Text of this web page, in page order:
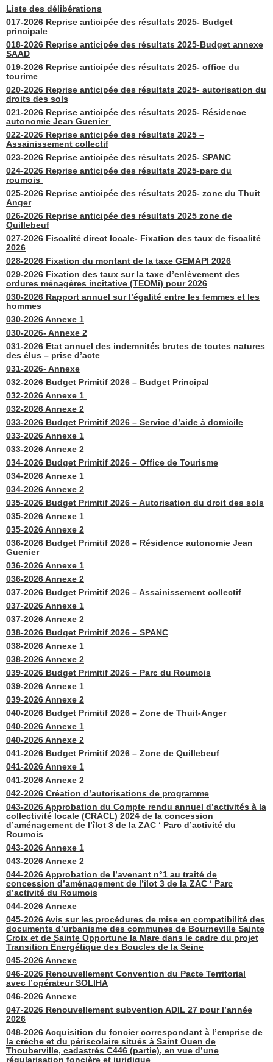
Liste des délibérations
017-2026 Reprise anticipée des résultats 2025- Budget
principale
018-2026 Reprise anticipée des résultats 2025-Budget annexe
SAAD
019-2026 Reprise anticipée des résultats 2025- office du
tourime
020-2026 Reprise anticipée des résultats 2025- autorisation du
droits des sols
021-2026 Reprise anticipée des résultats 2025- Résidence
autonomie Jean Guenier
022-2026 Reprise anticipée des résultats 2025 –
Assainissement collectif
023-2026 Reprise anticipée des résultats 2025- SPANC
024-2026 Reprise anticipée des résultats 2025-parc du
roumois
025-2026 Reprise anticipée des résultats 2025- zone du Thuit
Anger
026-2026 Reprise anticipée des résultats 2025 zone de
Quillebeuf
027-2026 Fiscalité direct locale- Fixation des taux de fiscalité
2026
028-2026 Fixation du montant de la taxe GEMAPI 2026
029-2026 Fixation des taux sur la taxe d’enlèvement des
ordures ménagères incitative (TEOMi) pour 2026
030-2026 Rapport annuel sur l’égalité entre les femmes et les
hommes
030-2026 Annexe 1
030-2026- Annexe 2
031-2026 Etat annuel des indemnités brutes de toutes natures
des élus – prise d’acte
031-2026- Annexe
032-2026 Budget Primitif 2026 – Budget Principal
032-2026 Annexe 1
032-2026 Annexe 2
033-2026 Budget Primitif 2026 – Service d’aide à domicile
033-2026 Annexe 1
033-2026 Annexe 2
034-2026 Budget Primitif 2026 – Office de Tourisme
034-2026 Annexe 1
034-2026 Annexe 2
035-2026 Budget Primitif 2026 – Autorisation du droit des sols
035-2026 Annexe 1
035-2026 Annexe 2
036-2026 Budget Primitif 2026 – Résidence autonomie Jean
Guenier
036-2026 Annexe 1
036-2026 Annexe 2
037-2026 Budget Primitif 2026 – Assainissement collectif
037-2026 Annexe 1
037-2026 Annexe 2
038-2026 Budget Primitif 2026 – SPANC
038-2026 Annexe 1
038-2026 Annexe 2
039-2026 Budget Primitif 2026 – Parc du Roumois
039-2026 Annexe 1
039-2026 Annexe 2
040-2026 Budget Primitif 2026 – Zone de Thuit-Anger
040-2026 Annexe 1
040-2026 Annexe 2
041-2026 Budget Primitif 2026 – Zone de Quillebeuf
041-2026 Annexe 1
041-2026 Annexe 2
042-2026 Création d’autorisations de programme
043-2026 Approbation du Compte rendu annuel d’activités à la
collectivité locale (CRACL) 2024 de la concession
d’aménagement de l’îlot 3 de la ZAC ‘ Parc d’activité du
Roumois
043-2026 Annexe 1
043-2026 Annexe 2
044-2026 Approbation de l’avenant n°1 au traité de
concession d’aménagement de l’îlot 3 de la ZAC ‘ Parc
d’activité du Roumois
044-2026 Annexe
045-2026 Avis sur les procédures de mise en compatibilité des
documents d’urbanisme des communes de Bourneville Sainte
Croix et de Sainte Opportune la Mare dans le cadre du projet
Transition Énergétique des Boucles de la Seine
045-2026 Annexe
046-2026 Renouvellement Convention du Pacte Territorial
avec l’opérateur SOLIHA
046-2026 Annexe
047-2026 Renouvellement subvention ADIL 27 pour l’année
2026
048-2026 Acquisition du foncier correspondant à l’emprise de
la crèche et du périscolaire situés à Saint Ouen de
Thouberville, cadastrés C446 (partie), en vue d’une
régularisation foncière et juridique